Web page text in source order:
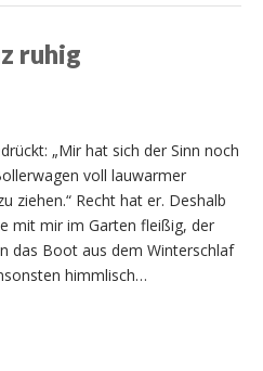
ruhig
„Mir hat sich der Sinn noch
voll lauwarmer
ziehen.“ Recht hat er. Deshalb
mit mir im Garten fleißig, der
das Boot aus dem Winterschlaf
himmlisch…